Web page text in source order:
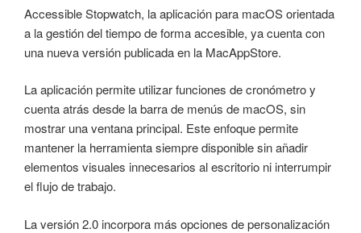
Accessible Stopwatch, la aplicación para macOS orientada
a la gestión del tiempo de forma accesible, ya cuenta con
una nueva versión publicada en la MacAppStore.
La aplicación permite utilizar funciones de cronómetro y
cuenta atrás desde la barra de menús de macOS, sin
mostrar una ventana principal. Este enfoque permite
mantener la herramienta siempre disponible sin añadir
elementos visuales innecesarios al escritorio ni interrumpir
el flujo de trabajo.
La versión 2.0 incorpora más opciones de personalización